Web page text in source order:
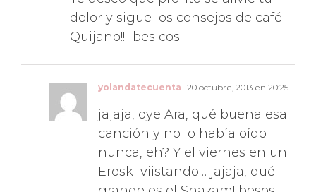
dolor y sigue los consejos de café
Quijano!!!! besicos
jajaja, oye Ara, qué buena esa
canción y no lo había oído
nunca, eh? Y el viernes en un
Eroski viistando… jajaja, qué
grande es el Shazam! besos